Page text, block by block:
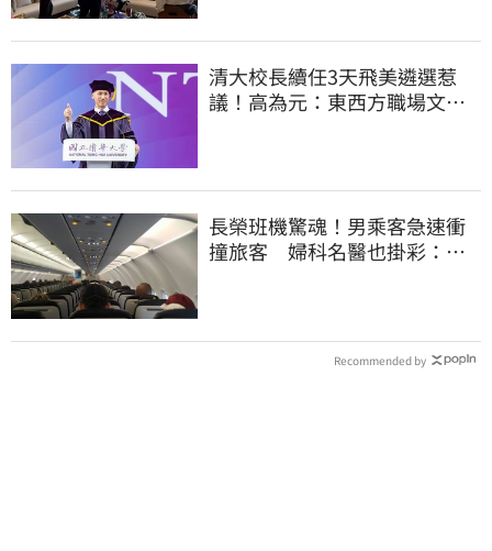
清大校長續任3天飛美遴選惹
議！高為元：東西方職場文化
長榮班機驚魂！男乘客急速衝
撞旅客 婦科名醫也掛彩：全
Recommended by